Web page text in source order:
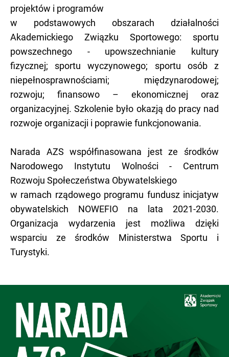
projektów i programów
w podstawowych obszarach działalności
Akademickiego Związku Sportowego: sportu
powszechnego - upowszechnianie kultury
fizycznej; sportu wyczynowego; sportu osób z
niepełnosprawnościami; międzynarodowej;
rozwoju; finansowo – ekonomicznej oraz
organizacyjnej. Szkolenie było okazją do pracy nad
rozwoje organizacji i poprawie funkcjonowania.
Narada AZS współfinasowana jest ze środków
Narodowego Instytutu Wolności - Centrum
Rozwoju Społeczeństwa Obywatelskiego
w ramach rządowego programu fundusz inicjatyw
obywatelskich NOWEFIO na lata 2021-2030.
Organizacja wydarzenia jest możliwa dzięki
wsparciu ze środków Ministerstwa Sportu i
Turystyki.